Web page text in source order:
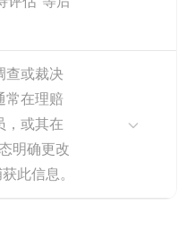
似状态推断。也可能是
为“Pending
（待补充信息）
请求信函/电子邮件日志
timestamp。
标志着证据收集阶段的
分析从“调查开始”到此点
，有助于识别裁决流程
瓶颈。
状态从‘调查中’变更为
下来是决策或评估阶段
的时间戳推断。
查或裁决
常在理赔
，或其在
明确更改
此信息。